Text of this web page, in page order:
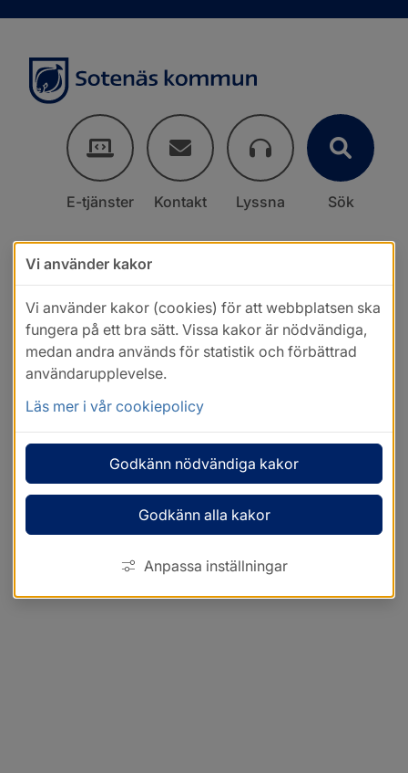
E-tjänster Kontakt Lyssna Sök
Vi använder kakor
Vi använder kakor (cookies) för att webbplatsen ska
fungera på ett bra sätt. Vissa kakor är nödvändiga,
medan andra används för statistik och förbättrad
användarupplevelse.
Läs mer i vår cookiepolicy
Godkänn nödvändiga kakor
Godkänn alla kakor
Anpassa inställningar